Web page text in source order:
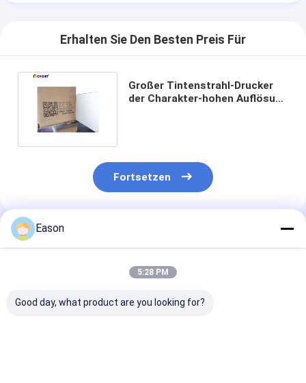
Erhalten Sie Den Besten Preis Für
Großer Tintenstrahl-Drucker
der Charakter-hohen Auflösung
Fortsetzen
Empfohlene Produkte
Eason
5:28 PM
Good day, what product are you looking for?